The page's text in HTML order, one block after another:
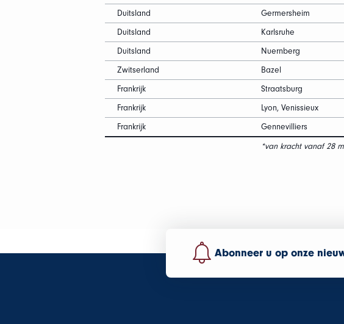
Duitsland
Germersheim
Duitsland
Karlsruhe
Duitsland
Nuernberg
Zwitserland
Bazel
Frankrijk
Straatsburg
Frankrijk
Lyon, Venissieux
Frankrijk
Gennevilliers
*van kracht vanaf 28
Abonneer u op onze